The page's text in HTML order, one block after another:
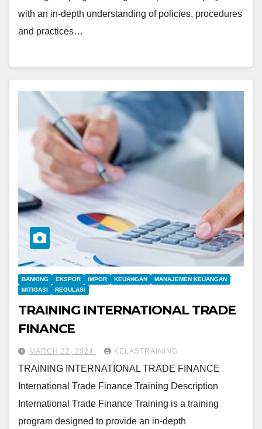
with an in-depth understanding of policies, procedures
and practices…
BANKING EKSPOR IMPOR KEUANGAN
MANAJEMEN KEUANGAN
MITIGASI
REGULASI
TRAINING INTERNATIONAL TRADE
FINANCE
MARCH 22, 2024 KELASTRAINING
TRAINING INTERNATIONAL TRADE FINANCE
International Trade Finance Training Description
International Trade Finance Training is a training
program designed to provide an in-depth